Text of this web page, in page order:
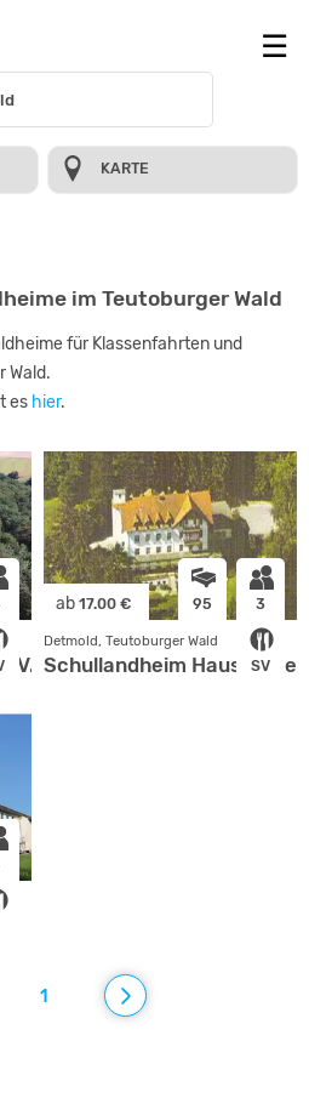
KARTE
im Teutoburger Wald
für Klassenfahrten und
Wald.
es hier.
ab 17.00 € 95 3
SV
Detmold, Teutoburger Wald
Schullandheim Haus
1